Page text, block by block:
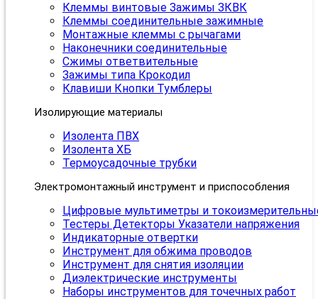
Клеммы винтовые Зажимы ЗКВК
Клеммы соединительные зажимные
Монтажные клеммы с рычагами
Наконечники соединительные
Сжимы ответвительные
Зажимы типа Крокодил
Клавиши Кнопки Тумблеры
Изолирующие материалы
Изолента ПВХ
Изолента ХБ
Термоусадочные трубки
Электромонтажный инструмент и приспособления
Цифровые мультиметры и
Тестеры Детекторы Указатели напряжения
Индикаторные отвертки
Инструмент для обжима проводов
Инструмент для снятия изоляции
Диэлектрические инструменты
Наборы инструментов для точечных работ